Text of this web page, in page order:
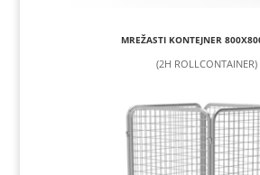
MREŽASTI KONTEJNER
(2H ROLLCONTAINER)